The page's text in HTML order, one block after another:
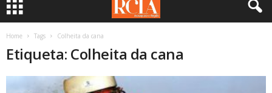
Home Tags Colheita da cana
Etiqueta: Colheita da cana